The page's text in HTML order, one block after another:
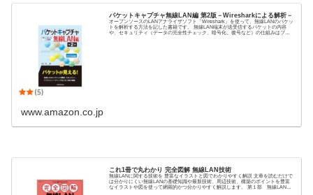
パケットキャプチャ無線LAN編 第2版－Wiresharkによる解析－
オープンソースのLANアナライザソフト「Wireshark」を使って、無線LANのパケッ
トを解析する方法を記した書籍です。 無線LAN端末が送受信するパケットの内容
や、セキュリティ（データの完全性チェック、暗号化、復号など）の仕組みはブラ
www.amazon.co.jp
これ1冊で丸わかり 完全図解 無線LAN技術
無線LANに関する技術を 豊富なイラストと図でわかりやすく解説 文章を読むだけで
は分かりにくい無線LANの基礎知識や最新技術、周辺技術、構築のポイントを豊富
なイラストや図を使って網羅的かつ分かりやすく解説します。 第１部 無線LAN企